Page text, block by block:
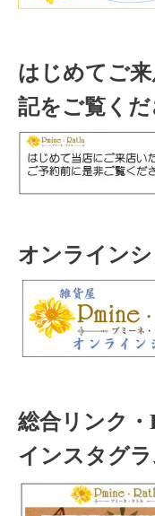
はじめてご
記をご覧くだ
オンライン
総合リンク・
インスタグ